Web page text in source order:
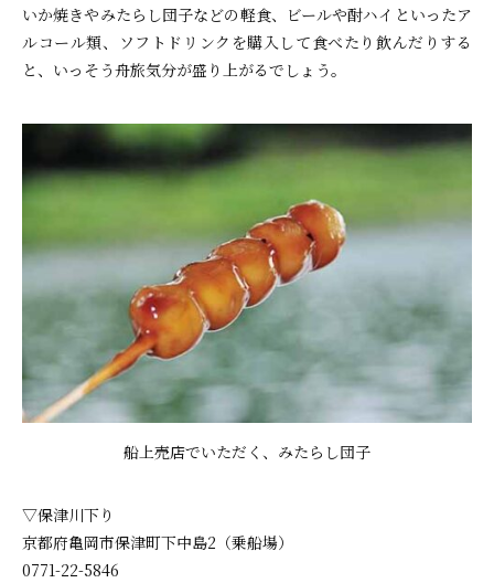
いか焼きやみたらし団子などの軽食、ビールや酎ハイといったア
ルコール類、ソフトドリンクを購入して食べたり飲んだりする
と、いっそう舟旅気分が盛り上がるでしょう。
船上売店でいただく、みたらし団子
▽保津川下り
京都府亀岡市保津町下中島2（乗船場）
0771-22-5846